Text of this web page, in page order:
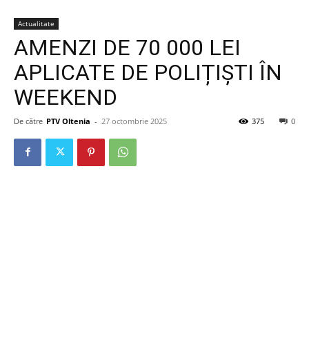
Actualitate
AMENZI DE 70 000 LEI
APLICATE DE POLIȚIȘTI ÎN
WEEKEND
De către PTV Oltenia - 27 octombrie 2025 0
375